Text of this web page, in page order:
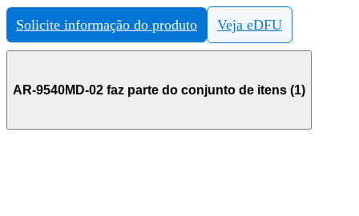
Solicite informação do produto Veja eDFU
AR-9540MD-02 faz parte do conjunto de itens (1)